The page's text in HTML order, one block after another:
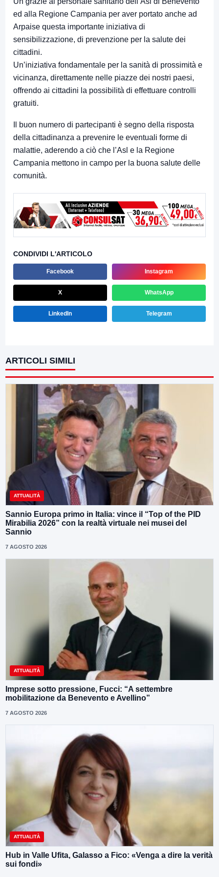
ed alla Regione Campania per aver portato anche ad
Arpaise questa importante iniziativa di
sensibilizzazione, di prevenzione per la salute dei
cittadini.
Un’iniziativa fondamentale per la sanità di prossimità e
vicinanza, direttamente nelle piazze dei nostri paesi,
offrendo ai cittadini la possibilità di effettuare controlli
gratuiti.
Il buon numero di partecipanti è segno della risposta
della cittadinanza a prevenire le eventuali forme di
malattie, aderendo a ciò che l’Asl e la Regione
Campania mettono in campo per la buona salute delle
comunità.
CONDIVIDI L'ARTICOLO
Facebook Instagram
X WhatsApp
LinkedIn Telegram
ARTICOLI SIMILI
ATTUALITÀ
Sannio Europa primo in Italia: vince il “Top of the PID
Mirabilia 2026” con la realtà virtuale nei musei del
Sannio
7 AGOSTO 2026
ATTUALITÀ
Imprese sotto pressione, Fucci: “A settembre
mobilitazione da Benevento e Avellino”
7 AGOSTO 2026
ATTUALITÀ
Hub in Valle Ufita, Galasso a Fico: «Venga a dire la verità
sui fondi»